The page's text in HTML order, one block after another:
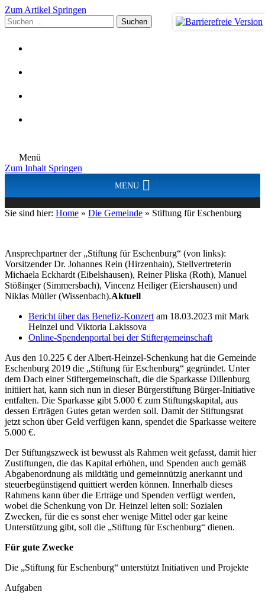
Zum Artikel Springen
Suchen
nach:
Menü
Zum Inhalt Springen
MENU
Sie sind hier: Home » Die Gemeinde » Stiftung für Eschenburg
Ansprechpartner der „Stiftung für Eschenburg“ (von links):
Vorsitzender Dr. Johannes Rein (Hirzenhain), Stellvertreterin
Michaela Eckhardt (Eibelshausen), Reiner Pliska (Roth), Manuel
Stößinger (Simmersbach), Vincenz Heiliger (Eiershausen) und
Niklas Müller (Wissenbach).Aktuell
Bericht über das Benefiz-Konzert am 18.03.2023 mit Mark
Heinzel und Viktoria Lakissova
Online-Spendenportal bei der Stiftergemeinschaft
Aus den 10.225 € der Albert-Heinzel-Schenkung hat die Gemeinde
Eschenburg 2019 die „Stiftung für Eschenburg“ gegründet. Unter
dem Dach einer Stiftergemeinschaft, die die Sparkasse Dillenburg
initiiert hat, kann sich nun in dieser Bürgerstiftung Bürger-Initiative
entfalten. Die Sparkasse gibt 5.000 € zum Stiftungskapital, aus
dessen Erträgen Gutes getan werden soll. Damit der Stiftungsrat
jetzt schon über Geld verfügen kann, spendet die Sparkasse weitere
5.000 €.
Der Stiftungszweck ist bewusst als Rahmen weit gefasst, damit hier
Zustiftungen, die das Kapital erhöhen, und Spenden auch gemäß
Abgabenordnung als mildtätig und gemeinnützig anerkannt und
steuerbegünstigend quittiert werden können. Innerhalb dieses
Rahmens kann über die Erträge und Spenden verfügt werden,
wobei die Schenkung von Dr. Heinzel leiten soll: Sozialen
Zwecken, für die es sonst eher wenige Mittel oder gar keine
Unterstützung gibt, soll die „Stiftung für Eschenburg“ dienen.
Für gute Zwecke
Die „Stiftung für Eschenburg“ unterstützt Initiativen und Projekte
Aufgaben